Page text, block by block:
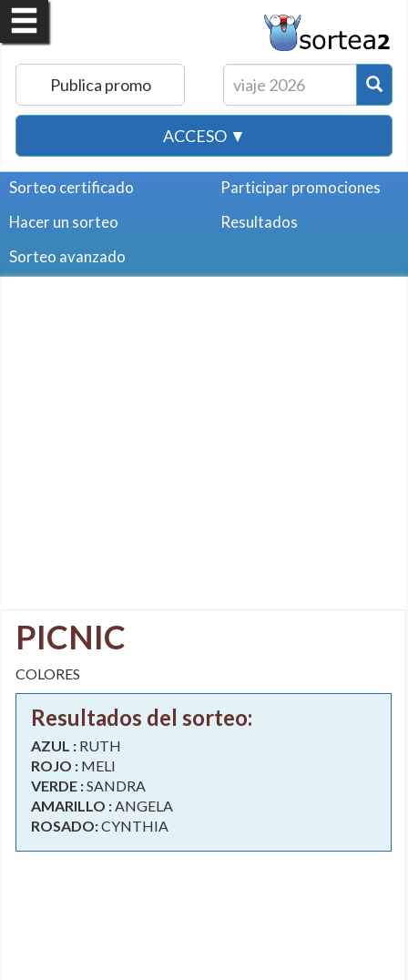
Publica promo
ACCESO ▼
Sorteo certificado
Hacer un sorteo
Sorteo avanzado
Participar promociones
Resultados
PICNIC
COLORES
Resultados del sorteo:
AZUL : RUTH
ROJO : MELI
VERDE :SANDRA
AMARILLO :ANGELA
ROSADO:CYNTHIA